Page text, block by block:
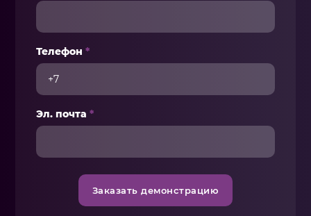
Телефон*
Эл. почта*
Заказать демонстрацию